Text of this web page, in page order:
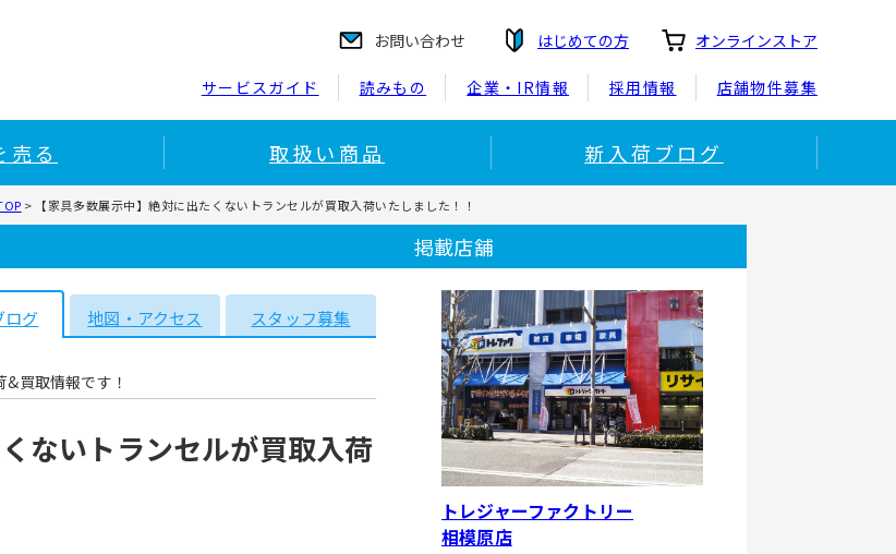
お問い合わせ はじめての方 オンラインストア
サービスガイド 読みもの 企業・IR情報 採用情報 店舗物件募集
売る 取扱い商品 新入荷ブログ
> 【家具多数展示中】絶対に出たくないトランセルが買取入荷いたしました！！
ログ 地図・アクセス スタッフ募集
買取情報です！
ないトランセルが買取入荷
掲載店舗
トレジャーファクトリー
相模原店